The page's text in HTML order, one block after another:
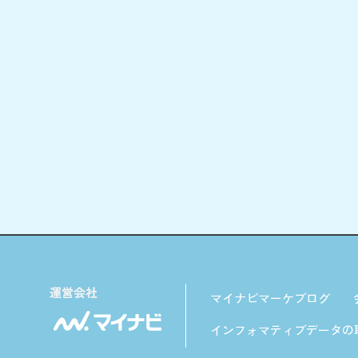
マイナビマーケブログ
インフォマティブデータ